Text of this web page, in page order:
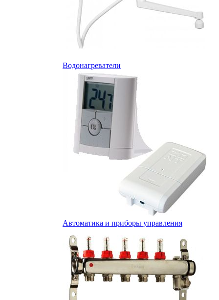
Водонагреватели
Автоматика и приборы управления